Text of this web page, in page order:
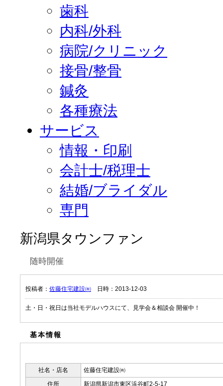
歯科
内科/外科
病院/クリニック
接骨/整骨
鍼灸
各種療法
サービス
情報・印刷
会計士/税理士
結婚/ブライダル
専門
新潟県タウンファン
随時開催
投稿者： 佐藤住宅建設㈲ 日時：2013-12-03
土・日・祝日は当社モデルハウスにて、見学会＆相談会 開催中！
基本情報
社名・店名
佐藤住宅建設㈲
住所
新潟県新潟市東区浜谷町2-5-17